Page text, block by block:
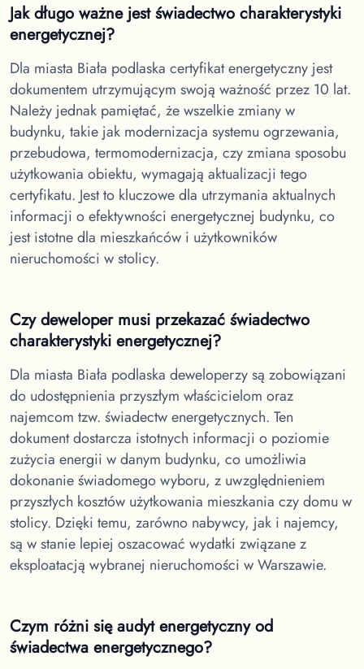
Jak długo ważne jest świadectwo charakterystyki
energetycznej?
Dla miasta Biała podlaska certyfikat energetyczny jest
dokumentem utrzymującym swoją ważność przez 10 lat.
Należy jednak pamiętać, że wszelkie zmiany w
budynku, takie jak modernizacja systemu ogrzewania,
przebudowa, termomodernizacja, czy zmiana sposobu
użytkowania obiektu, wymagają aktualizacji tego
certyfikatu. Jest to kluczowe dla utrzymania aktualnych
informacji o efektywności energetycznej budynku, co
jest istotne dla mieszkańców i użytkowników
nieruchomości w stolicy.
Czy deweloper musi przekazać świadectwo
charakterystyki energetycznej?
Dla miasta Biała podlaska deweloperzy są zobowiązani
do udostępnienia przyszłym właścicielom oraz
najemcom tzw. świadectw energetycznych. Ten
dokument dostarcza istotnych informacji o poziomie
zużycia energii w danym budynku, co umożliwia
dokonanie świadomego wyboru, z uwzględnieniem
przyszłych kosztów użytkowania mieszkania czy domu w
stolicy. Dzięki temu, zarówno nabywcy, jak i najemcy,
są w stanie lepiej oszacować wydatki związane z
eksploatacją wybranej nieruchomości w Warszawie.
Czym różni się audyt energetyczny od
świadectwa energetycznego?